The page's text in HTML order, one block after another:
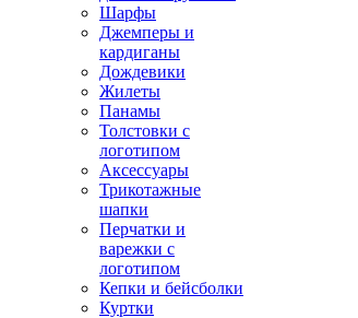
Шарфы
Джемперы и
кардиганы
Дождевики
Жилеты
Панамы
Толстовки с
логотипом
Аксессуары
Трикотажные
шапки
Перчатки и
варежки с
логотипом
Кепки и бейсболки
Куртки